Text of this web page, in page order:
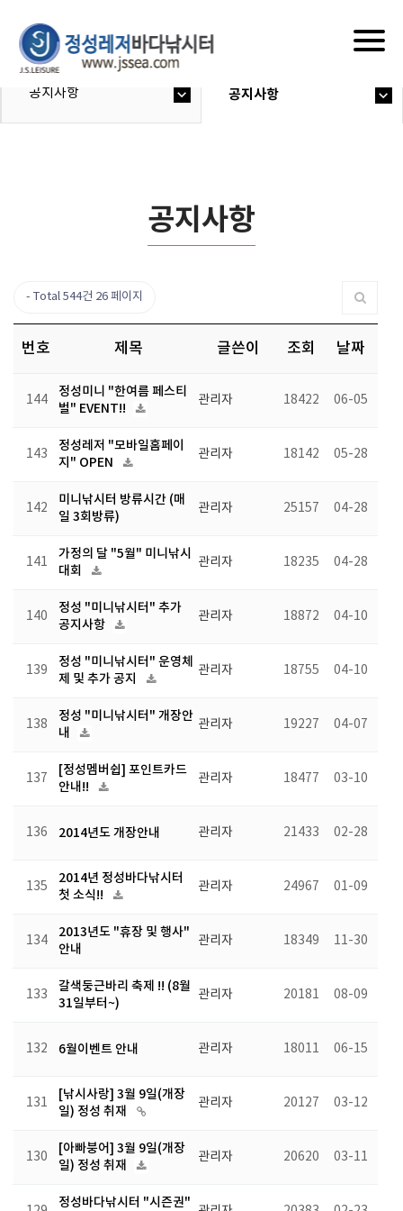
공지사항 공지사항
공지사항
Total 544건 26 페이지
번호 제목 글쓴이 조회 날짜
144
정성미니 "한여름 페스티
벌" EVENT!!
관리자 18422 06-05
143
정성레저 "모바일홈페이
지" OPEN
관리자 18142 05-28
142
미니낚시터 방류시간 (매
일 3회방류)
관리자 25157 04-28
141
가정의 달 "5월" 미니낚시
대회
관리자 18235 04-28
140
정성 "미니낚시터" 추가
공지사항
관리자 18872 04-10
139
정성 "미니낚시터" 운영체
제 및 추가 공지
관리자 18755 04-10
138
정성 "미니낚시터" 개장안
내
관리자 19227 04-07
137
[정성멤버쉽] 포인트카드
안내!!
관리자 18477 03-10
136 2014년도 개장안내 관리자 21433 02-28
135
2014년 정성바다낚시터
첫 소식!!
관리자 24967 01-09
134
2013년도 "휴장 및 행사"
안내
관리자 18349 11-30
133
갈색둥근바리 축제 !! (8월
31일부터~)
관리자 20181 08-09
132 6월이벤트 안내 관리자 18011 06-15
131
[낚시사랑] 3월 9일(개장
일) 정성 취재
관리자 20127 03-12
130
[아빠붕어] 3월 9일(개장
일) 정성 취재
관리자 20620 03-11
정성바다낚시터 "시즌권"